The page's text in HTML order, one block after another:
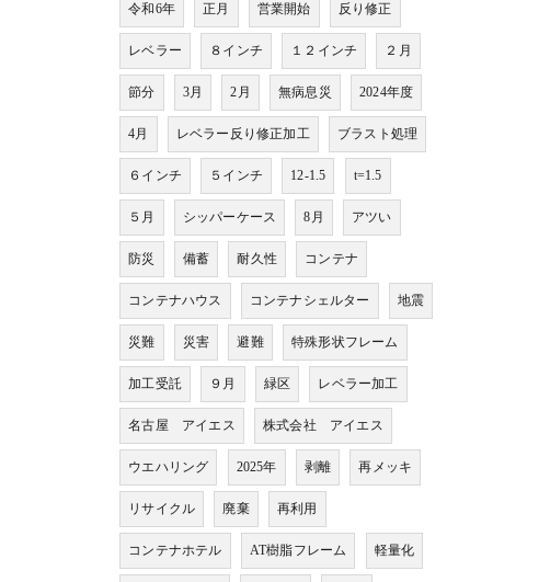
令和6年 正月 営業開始 反り修正
レベラー ８インチ １２インチ ２月
節分 3月 2月 無病息災 2024年度
4月 レベラー反り修正加工 ブラスト処理
６インチ ５インチ 12-1.5 t=1.5
５月 シッパーケース 8月 アツい
防災 備蓄 耐久性 コンテナ
コンテナハウス コンテナシェルター 地震
災難 災害 避難 特殊形状フレーム
加工受託 ９月 緑区 レベラー加工
名古屋 アイエス 株式会社 アイエス
ウエハリング 2025年 剥離 再メッキ
リサイクル 廃棄 再利用
コンテナホテル AT樹脂フレーム 軽量化